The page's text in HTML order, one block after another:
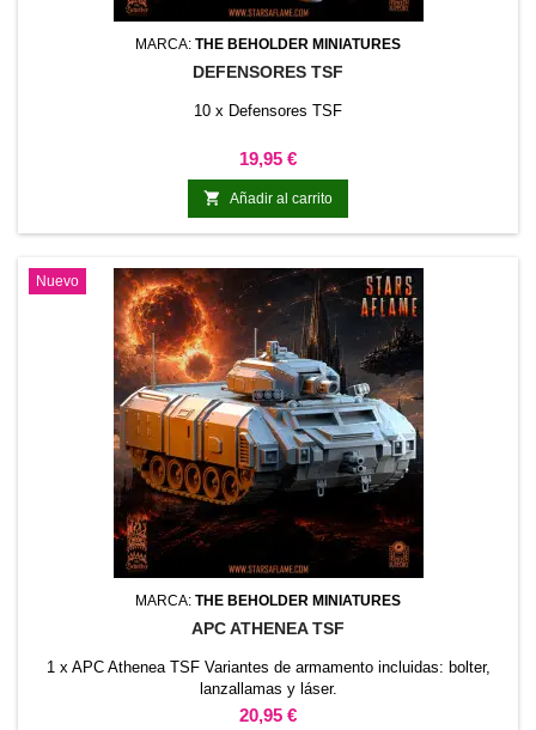
MARCA: THE BEHOLDER MINIATURES
DEFENSORES TSF
10 x Defensores TSF
Precio
19,95 €
 Añadir al carrito
Nuevo
MARCA: THE BEHOLDER MINIATURES
APC ATHENEA TSF
1 x APC Athenea TSF Variantes de armamento incluidas: bolter,
lanzallamas y láser.
Precio
20,95 €